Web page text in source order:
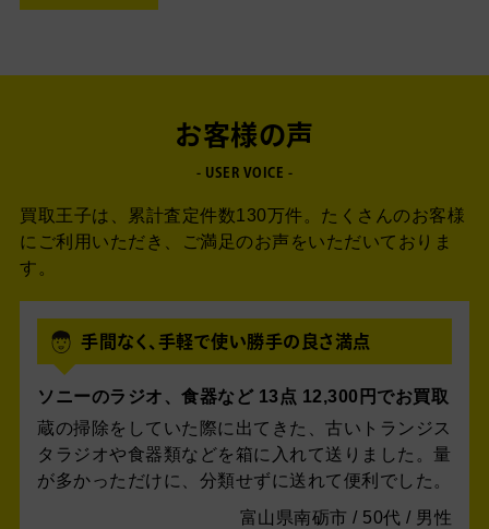
お客様の声
- USER VOICE -
買取王子は、累計査定件数130万件。 たくさんのお客様
にご利用いただき、ご満足のお声をいただいておりま
す。
手間なく、手軽で使い勝手の良さ満点
ソニーのラジオ、食器など 13点 12,300円でお買取
蔵の掃除をしていた際に出てきた、古いトランジス
タラジオや食器類などを箱に入れて送りました。量
が多かっただけに、分類せずに送れて便利でした。
富山県南砺市 / 50代 / 男性